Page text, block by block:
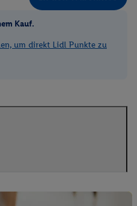
Kauf.
um direkt Lidl Punkte zu